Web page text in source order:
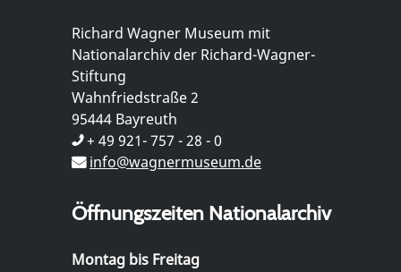
Richard Wagner Museum mit
Nationalarchiv der Richard-Wagner-
Stiftung
Wahnfriedstraße 2
95444 Bayreuth
+ 49 921- 757 - 28 - 0
info@wagnermuseum.de
Öffnungszeiten Nationalarchiv
Montag bis Freitag